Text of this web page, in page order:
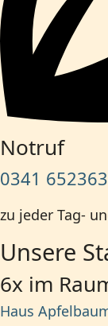
Notruf
0341
zu jeder Tag-
Unsere
6x im
Haus